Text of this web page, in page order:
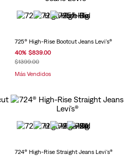
725® High-Rise Bootcut Jeans Levi's®
40% $839.00
$1399.00
Más Vendidos
724® High-Rise Straight Jeans Levi's®